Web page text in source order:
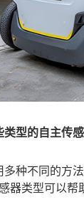
型的自主传感
种不同的方
器类型可以